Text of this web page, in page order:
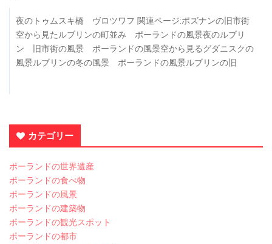
夜のトゥムスキ橋 ヴロツワフ 関連ページ:ポズナンの旧市街
空から見たルブリンの町並み ポーランドの風景夜のルブリ
ン 旧市街の風景 ポーランドの風景空から見るグダニスクの
風景ルブリンの冬の風景 ポーランドの風景ルブリンの旧
カテゴリー
ポーランドの世界遺産
ポーランドの食べ物
ポーランドの風景
ポーランドの建築物
ポーランドの観光スポット
ポーランドの都市